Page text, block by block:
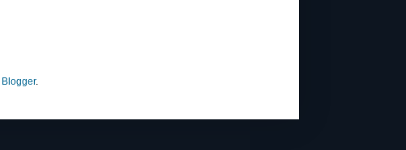
Blogger.